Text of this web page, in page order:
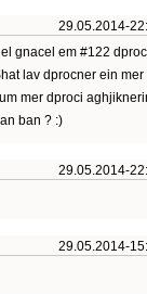
29.05.2014-
gnacel em #122
lav dprocner ein mer
mer dproci
ban ? :)
29.05.2014-
29.05.2014-